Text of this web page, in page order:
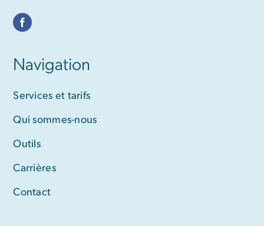
Navigation
Services et tarifs
Qui sommes-nous
Outils
Carrières
Contact